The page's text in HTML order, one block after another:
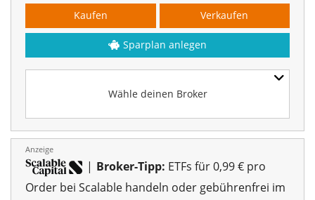
Wähle deinen Broker
Kaufen Verkaufen
Sparplan anlegen
Anzeige
| Broker-Tipp: ETFs für 0,99 € pro
Order bei Scalable handeln oder gebührenfrei im